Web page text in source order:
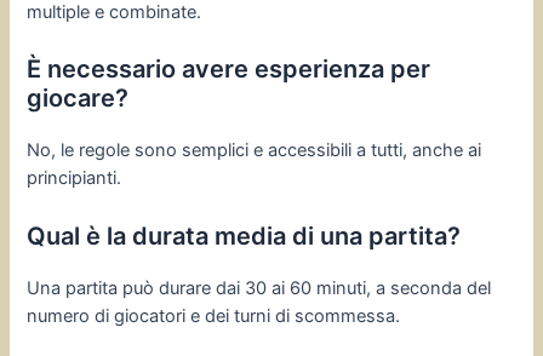
multiple e combinate.
È necessario avere esperienza per
giocare?
No, le regole sono semplici e accessibili a tutti, anche ai
principianti.
Qual è la durata media di una partita?
Una partita può durare dai 30 ai 60 minuti, a seconda del
numero di giocatori e dei turni di scommessa.